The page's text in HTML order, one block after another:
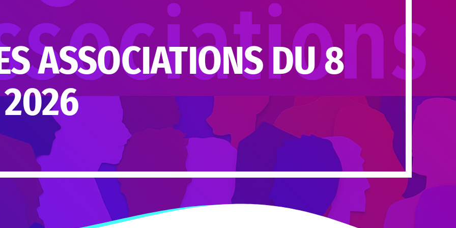
ASSOCIATIONS DU 8